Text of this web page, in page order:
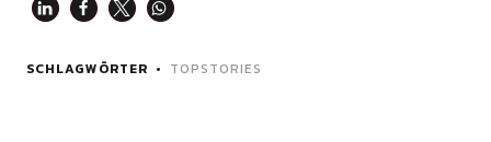
SCHLAGWÖRTER TOPSTORIES